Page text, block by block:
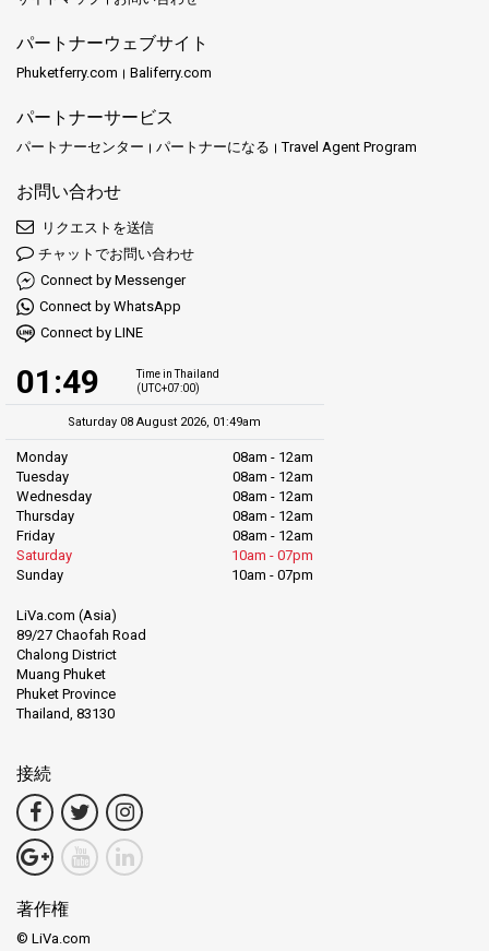
パートナーウェブサイト
Phuketferry.com Baliferry.com
パートナーサービス
パートナーセンター パートナーになる Travel Agent Program
お問い合わせ
リクエストを送信
チャットでお問い合わせ
Connect by Messenger
Connect by WhatsApp
Connect by LINE
01:49
Time in Thailand
(UTC+07:00)
Saturday 08 August 2026, 01:49am
Monday
08am - 12am
Tuesday
08am - 12am
Wednesday
08am - 12am
Thursday
08am - 12am
Friday
08am - 12am
Saturday
10am - 07pm
Sunday
10am - 07pm
LiVa.com (Asia)
89/27 Chaofah Road
Chalong District
Muang Phuket
Phuket Province
Thailand, 83130
接続
著作権
© LiVa.com